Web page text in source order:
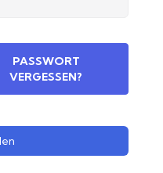
PASSWORT
VERGESSEN?